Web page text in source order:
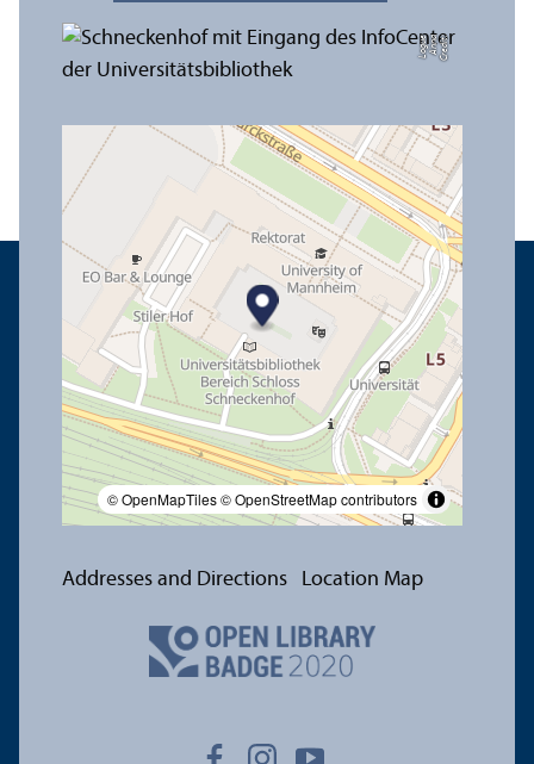
C
r
e
di
t:
A
n
n
a
L
o
g
u
e
© OpenMapTiles© OpenStreetMap contributors
Addresses and Directions Location Map